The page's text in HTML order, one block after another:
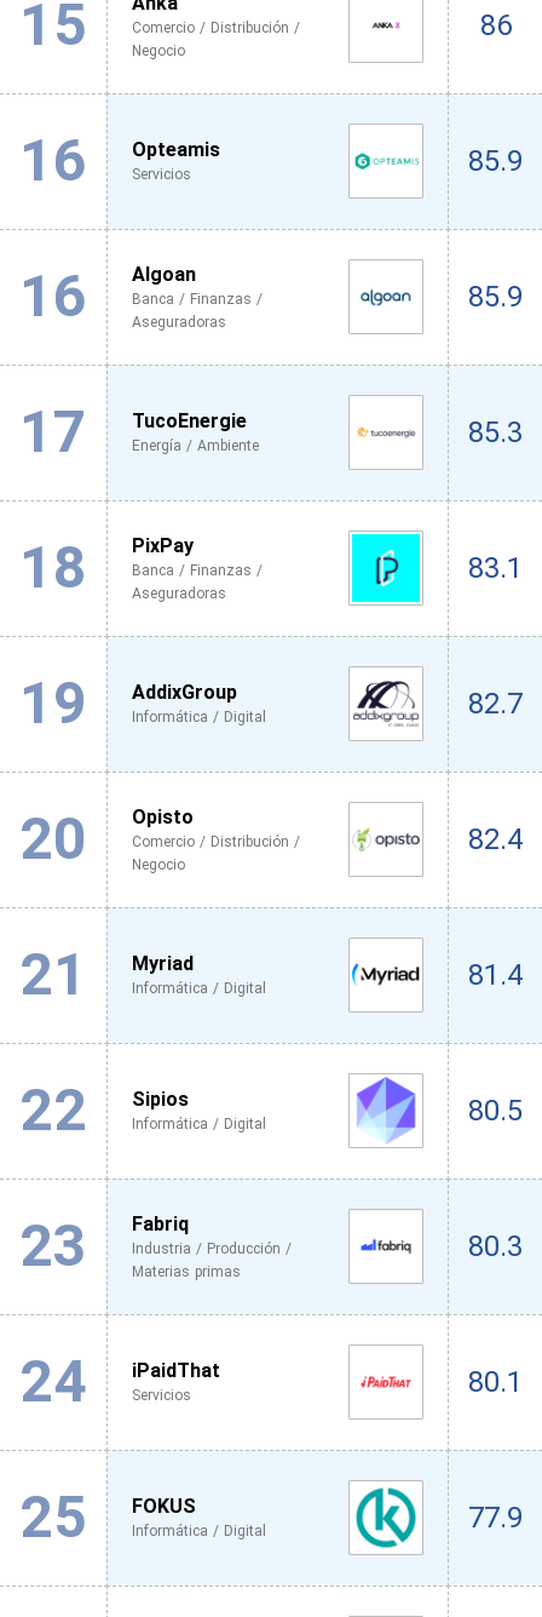
15
Comercio / Distribución /
Negocio
86
16 Opteamis
Servicios 85.9
16 Algoan
Banca / Finanzas /
Aseguradoras
85.9
17 TucoEnergie
Energía / Ambiente 85.3
18 PixPay
Banca / Finanzas /
Aseguradoras
83.1
19 AddixGroup
Informática / Digital 82.7
20 Opisto
Comercio / Distribución /
Negocio
82.4
21 Myriad
Informática / Digital 81.4
22 Sipios
Informática / Digital 80.5
23 Fabriq
Industria / Producción /
Materias primas
80.3
24 iPaidThat
Servicios 80.1
25 FOKUS
Informática / Digital 77.9